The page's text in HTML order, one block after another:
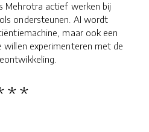
Mehrotra actief werken bij
ondersteunen. AI wordt
maar ook een
willen experimenteren met de